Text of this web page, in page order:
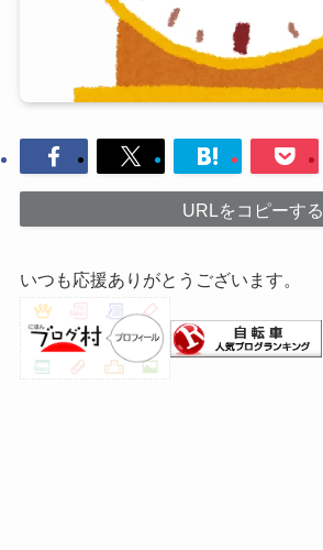
URLをコピーする
いつも応援ありがとうございます。